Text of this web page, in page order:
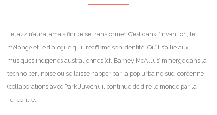
Le jazz n’aura jamais fini de se transformer. C’est dans l’invention, le
mélange et le dialogue qu’il réaffirme son identité. Qu’il s’allie aux
musiques indigènes australiennes (cf. Barney McAll), s’immerge dans la
techno berlinoise ou se laisse happer par la pop urbaine sud-coréenne
(collaborations avec Park Juwon), il continue de dire le monde par la
rencontre.